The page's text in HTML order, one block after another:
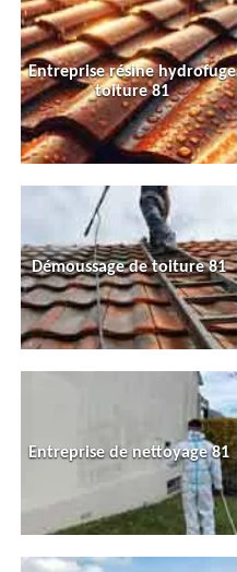
Entreprise résine hydrofuge
toiture 81
Démoussage de toiture 81
Entreprise de nettoyage 81